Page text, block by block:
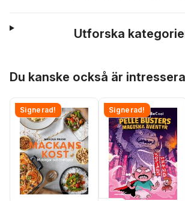
Utforska
Du kanske också är
Signerad! Signerad!